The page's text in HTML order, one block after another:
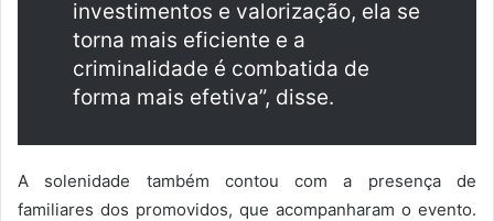
investimentos e valorização, ela se
torna mais eficiente e a
criminalidade é combatida de
forma mais efetiva”, disse.
A solenidade também contou com a presença de
familiares dos promovidos, que acompanharam o evento.